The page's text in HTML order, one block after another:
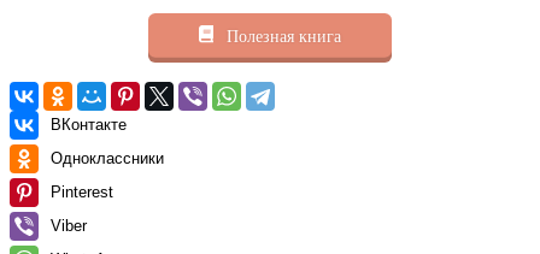
Полезная книга
ВКонтакте
Одноклассники
Pinterest
Viber